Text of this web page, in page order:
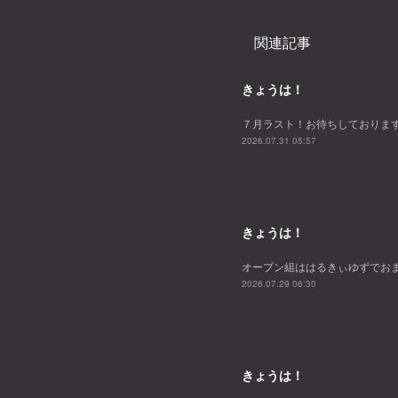
関連記事
きょうは！
７月ラスト！お待ちしておりま
2026.07.31 05:57
きょうは！
オープン組ははるきぃゆずでお
2026.07.29 06:30
きょうは！